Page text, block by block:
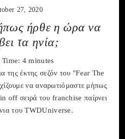
27, 2020
ήρθε η ώρα να
τα ηνία;
Time: 4 minutes
της έκτης σεζόν του "Fear The
να αναρωτιόμαστε μήπως
off σειρά του franchise παίρνει
του TWDUniverse.